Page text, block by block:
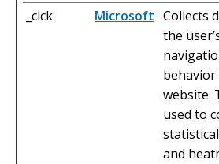
_clck
Microsoft Collects
the
website.
used to
and